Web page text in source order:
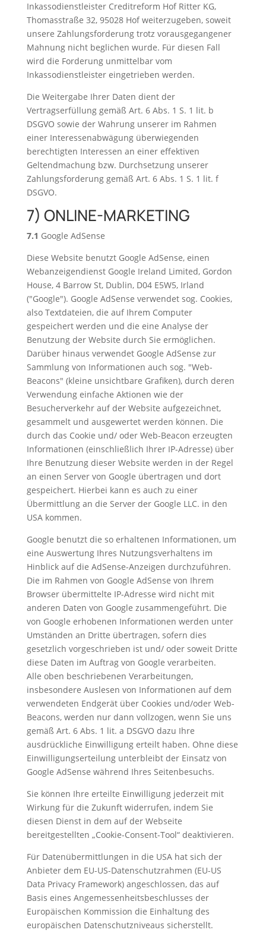
Inkassodienstleister Creditreform Hof Ritter KG,
Thomasstraße 32, 95028 Hof weiterzugeben, soweit
unsere Zahlungsforderung trotz vorausgegangener
Mahnung nicht beglichen wurde. Für diesen Fall
wird die Forderung unmittelbar vom
Inkassodienstleister eingetrieben werden.
Die Weitergabe Ihrer Daten dient der
Vertragserfüllung gemäß Art. 6 Abs. 1 S. 1 lit. b
DSGVO sowie der Wahrung unserer im Rahmen
einer Interessenabwägung überwiegenden
berechtigten Interessen an einer effektiven
Geltendmachung bzw. Durchsetzung unserer
Zahlungsforderung gemäß Art. 6 Abs. 1 S. 1 lit. f
DSGVO.
7) ONLINE-MARKETING
7.1 Google AdSense
Diese Website benutzt Google AdSense, einen
Webanzeigendienst Google Ireland Limited, Gordon
House, 4 Barrow St, Dublin, D04 E5W5, Irland
("Google"). Google AdSense verwendet sog. Cookies,
also Textdateien, die auf Ihrem Computer
gespeichert werden und die eine Analyse der
Benutzung der Website durch Sie ermöglichen.
Darüber hinaus verwendet Google AdSense zur
Sammlung von Informationen auch sog. "Web-
Beacons" (kleine unsichtbare Grafiken), durch deren
Verwendung einfache Aktionen wie der
Besucherverkehr auf der Website aufgezeichnet,
gesammelt und ausgewertet werden können. Die
durch das Cookie und/ oder Web-Beacon erzeugten
Informationen (einschließlich Ihrer IP-Adresse) über
Ihre Benutzung dieser Website werden in der Regel
an einen Server von Google übertragen und dort
gespeichert. Hierbei kann es auch zu einer
Übermittlung an die Server der Google LLC. in den
USA kommen.
Google benutzt die so erhaltenen Informationen, um
eine Auswertung Ihres Nutzungsverhaltens im
Hinblick auf die AdSense-Anzeigen durchzuführen.
Die im Rahmen von Google AdSense von Ihrem
Browser übermittelte IP-Adresse wird nicht mit
anderen Daten von Google zusammengeführt. Die
von Google erhobenen Informationen werden unter
Umständen an Dritte übertragen, sofern dies
gesetzlich vorgeschrieben ist und/ oder soweit Dritte
diese Daten im Auftrag von Google verarbeiten.
Alle oben beschriebenen Verarbeitungen,
insbesondere Auslesen von Informationen auf dem
verwendeten Endgerät über Cookies und/oder Web-
Beacons, werden nur dann vollzogen, wenn Sie uns
gemäß Art. 6 Abs. 1 lit. a DSGVO dazu Ihre
ausdrückliche Einwilligung erteilt haben. Ohne diese
Einwilligungserteilung unterbleibt der Einsatz von
Google AdSense während Ihres Seitenbesuchs.
Sie können Ihre erteilte Einwilligung jederzeit mit
Wirkung für die Zukunft widerrufen, indem Sie
diesen Dienst in dem auf der Webseite
bereitgestellten „Cookie-Consent-Tool“ deaktivieren.
Für Datenübermittlungen in die USA hat sich der
Anbieter dem EU-US-Datenschutzrahmen (EU-US
Data Privacy Framework) angeschlossen, das auf
Basis eines Angemessenheitsbeschlusses der
Europäischen Kommission die Einhaltung des
europäischen Datenschutzniveaus sicherstellt.